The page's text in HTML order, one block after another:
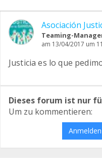
Asociación
Teaming-
am 13/04/2017 um
Justicia es lo que
Dieses forum ist nur
Um zu kommentieren:
Anmelden